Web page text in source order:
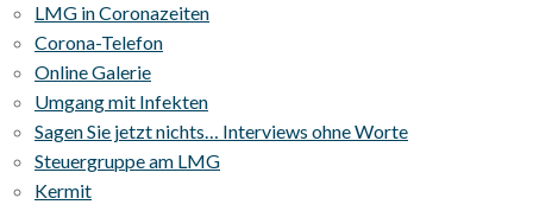
LMG in Coronazeiten
Corona-Telefon
Online Galerie
Umgang mit Infekten
Sagen Sie jetzt nichts… Interviews ohne Worte
Steuergruppe am LMG
Kermit